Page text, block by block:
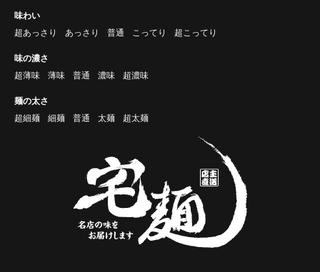
味わい
超あっさり
あっさり 普通 こってり 超こってり
味の濃さ
超薄味
薄味 普通 濃味 超濃味
麺の太さ
超細麺
細麺 普通 太麺 超太麺